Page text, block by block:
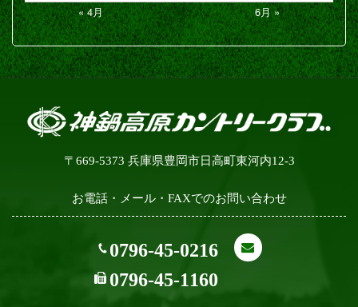
« 4月 6月 »
〒669-5373 兵庫県豊岡市日高町東河内12-3
お電話・メール・FAXでのお問い合わせ
0796-45-0216
0796-45-1160